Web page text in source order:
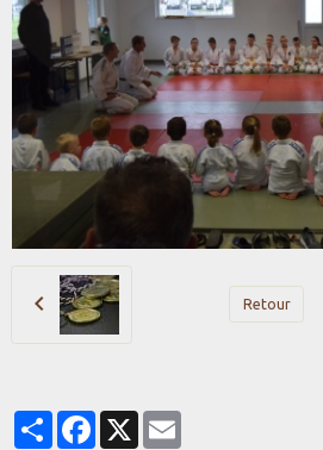
Retour
PartagerFacebook
X